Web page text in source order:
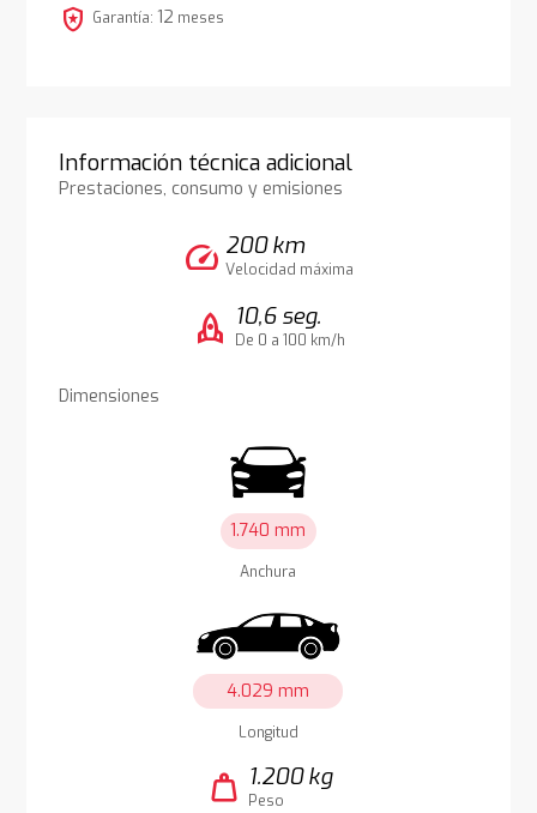
local_police Garantía: 12 meses
Información técnica adicional
Prestaciones, consumo y emisiones
speed 200 km
Velocidad máxima
rocket 10,6 seg.
De 0 a 100 km/h
Dimensiones
1.740 mm
Anchura
4.029 mm
Longitud
weight 1.200 kg
Peso